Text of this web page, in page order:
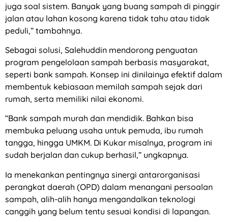
juga soal sistem. Banyak yang buang sampah di pinggir
jalan atau lahan kosong karena tidak tahu atau tidak
peduli,” tambahnya.
Sebagai solusi, Salehuddin mendorong penguatan
program pengelolaan sampah berbasis masyarakat,
seperti bank sampah. Konsep ini dinilainya efektif dalam
membentuk kebiasaan memilah sampah sejak dari
rumah, serta memiliki nilai ekonomi.
“Bank sampah murah dan mendidik. Bahkan bisa
membuka peluang usaha untuk pemuda, ibu rumah
tangga, hingga UMKM. Di Kukar misalnya, program ini
sudah berjalan dan cukup berhasil,” ungkapnya.
Ia menekankan pentingnya sinergi antarorganisasi
perangkat daerah (OPD) dalam menangani persoalan
sampah, alih-alih hanya mengandalkan teknologi
canggih yang belum tentu sesuai kondisi di lapangan.